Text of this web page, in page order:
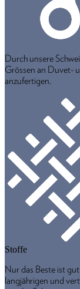
Durch unsere
Grössen an Duvet-
anzufertigen.
Stoffe
Nur das Beste ist
langjährigen und